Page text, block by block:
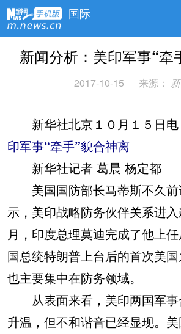
国际
新闻分析：美印军事“牵
2017-10-15 来源：
新华社北京１０月１５日电
印军事“牵手”貌合神离
新华社记者 葛晨 杨定都
美国国防部长马蒂斯不久前
示，美印战略防务伙伴关系进
月，印度总理莫迪完成了他上
国总统特朗普上台后的首次美
也主要集中在防务领域。
从表面来看，美印两国军事
升温，但不和谐音已经显现。